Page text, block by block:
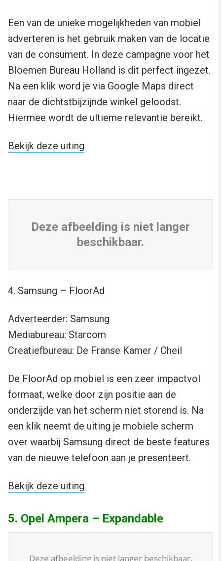
Een van de unieke mogelijkheden van mobiel
adverteren is het gebruik maken van de locatie
van de consument. In deze campagne voor het
Bloemen Bureau Holland is dit perfect ingezet.
Na een klik word je via Google Maps direct
naar de dichtstbijzijnde winkel geloodst.
Hiermee wordt de ultieme relevantie bereikt.
Bekijk deze uiting
Deze afbeelding is niet langer
beschikbaar.
4. Samsung – FloorAd
Adverteerder: Samsung
Mediabureau: Starcom
Creatiefbureau: De Franse Kamer / Cheil
De FloorAd op mobiel is een zeer impactvol
formaat, welke door zijn positie aan de
onderzijde van het scherm niet storend is. Na
een klik neemt de uiting je mobiele scherm
over waarbij Samsung direct de beste features
van de nieuwe telefoon aan je presenteert.
Bekijk deze uiting
5. Opel Ampera – Expandable
Deze afbeelding is niet langer beschikbaar.